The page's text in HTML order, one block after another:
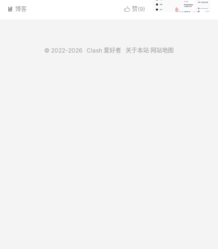
 赞(9)
 博客
© 2022-2026 Clash 爱好者 关于本站 网站地图